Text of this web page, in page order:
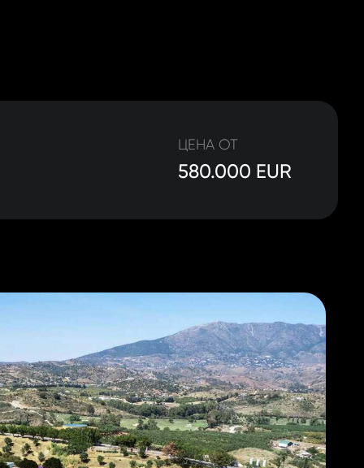
ЦЕНА ОТ
580.000 EUR